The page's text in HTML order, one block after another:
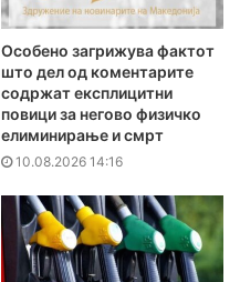
Особено загрижува фактот
што дел од коментарите
содржат експлицитни
повици за негово физичко
елиминирање и смрт
10.08.2026 14:16